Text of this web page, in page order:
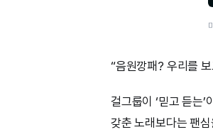
“음원깡패? 우리를
걸그룹이 ‘믿고 듣는
갖춘 노래보다는 팬